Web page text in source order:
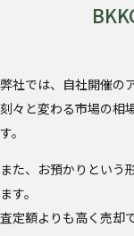
弊社では、自社開催の
刻々と変わる市場の相
す。
また、お預かりという
ます。
査定額よりも高く売却